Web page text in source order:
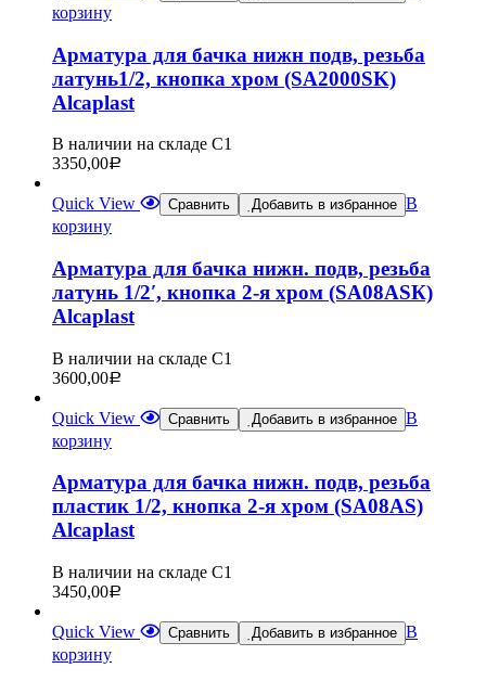
корзину
Арматура для бачка нижн подв, резьба
латунь1/2, кнопка хром (SA2000SK)
Alcaplast
В наличии на складе С1
3350,00Р
Quick View Сравнить Добавить в избранное В
корзину
Арматура для бачка нижн. подв, резьба
латунь 1/2′, кнопка 2-я хром (SA08ASК)
Alcaplast
В наличии на складе С1
3600,00Р
Quick View Сравнить Добавить в избранное В
корзину
Арматура для бачка нижн. подв, резьба
пластик 1/2, кнопка 2-я хром (SА08АS)
Alcaplast
В наличии на складе С1
3450,00Р
Quick View Сравнить Добавить в избранное В
корзину